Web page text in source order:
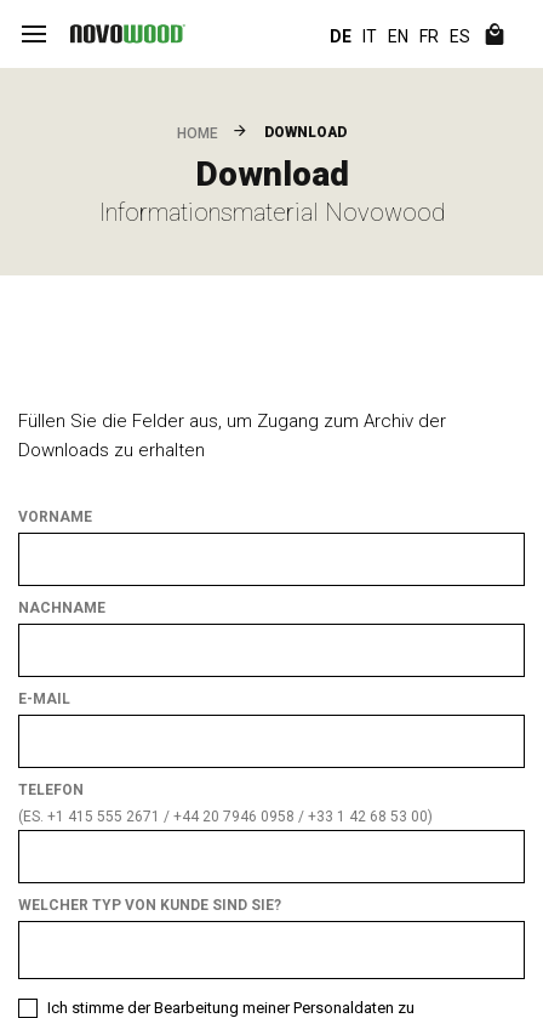
DE IT EN FR ES
HOME DOWNLOAD
Download
Informationsmaterial Novowood
Füllen Sie die Felder aus, um Zugang zum Archiv der
Downloads zu erhalten
VORNAME
NACHNAME
E-MAIL
TELEFON
(ES. +1 415 555 2671 / +44 20 7946 0958 / +33 1 42 68 53 00)
WELCHER TYP VON KUNDE SIND SIE?
vonIch stimme der Bearbeitung meiner Personaldaten zu